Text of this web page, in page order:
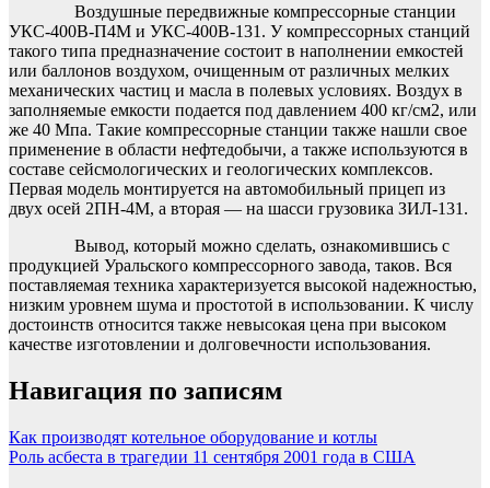
Воздушные передвижные компрессорные станции
УКС-400В-П4М и УКС-400В-131. У компрессорных станций
такого типа предназначение состоит в наполнении емкостей
или баллонов воздухом, очищенным от различных мелких
механических частиц и масла в полевых условиях. Воздух в
заполняемые емкости подается под давлением 400 кг/см2, или
же 40 Мпа. Такие компрессорные станции также нашли свое
применение в области нефтедобычи, а также используются в
составе сейсмологических и геологических комплексов.
Первая модель монтируется на автомобильный прицеп из
двух осей 2ПН-4М, а вторая — на шасси грузовика ЗИЛ-131.
Вывод, который можно сделать, ознакомившись с
продукцией Уральского компрессорного завода, таков. Вся
поставляемая техника характеризуется высокой надежностью,
низким уровнем шума и простотой в использовании. К числу
достоинств относится также невысокая цена при высоком
качестве изготовлении и долговечности использования.
Навигация по записям
Как производят котельное оборудование и котлы
Роль асбеста в трагедии 11 сентября 2001 года в США